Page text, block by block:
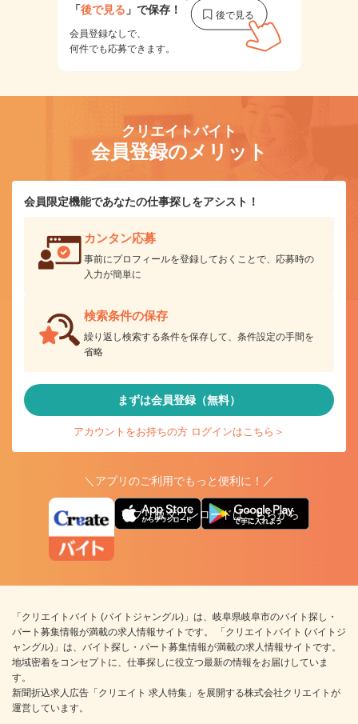
「後で見る 」で保存！
会員登録なしで、
何件でも応募できます。
クリエイトバイト
会員登録のメリット
会員限定機能であなたの仕事探しをアシスト！
カンタン応募
事前にプロフィールを登録しておくことで、応募時の
入力が簡単に
検索条件の保存
繰り返し検索する条件を保存して、条件設定の手間を
省略
まずは会員登録（無料）
アカウントをお持ちの方 ログインはこちら＞
＼アプリのご利用でもっと便利に！／
アプリ版ダウンロードはこちらから
「クリエイトバイト (バイトジャングル)」は、岐阜県岐阜市のバイト探し・
パート募集情報が満載の求人情報サイトです。 「クリエイトバイト (バイトジ
ャングル)」は、バイト探し・パート募集情報が満載の求人情報サイトです。
地域密着をコンセプトに、仕事探しに役立つ最新の情報をお届けしていま
す。
新聞折込求人広告「クリエイト 求人特集」を展開する株式会社クリエイトが
運営しています。